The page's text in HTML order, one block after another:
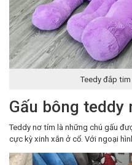
Teedy đắp tim
Gấu bông teddy
Teddy nơ tím là những chú gấu
cực kỳ xinh xắn ở cổ. Với ngoại